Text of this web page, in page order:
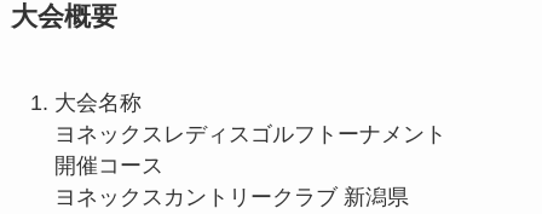
大会概要
大会名称
ヨネックスレディスゴルフトーナメント
開催コース
ヨネックスカントリークラブ 新潟県